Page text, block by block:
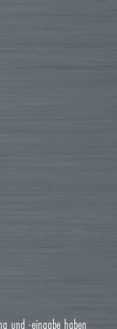
und -eingabe haben